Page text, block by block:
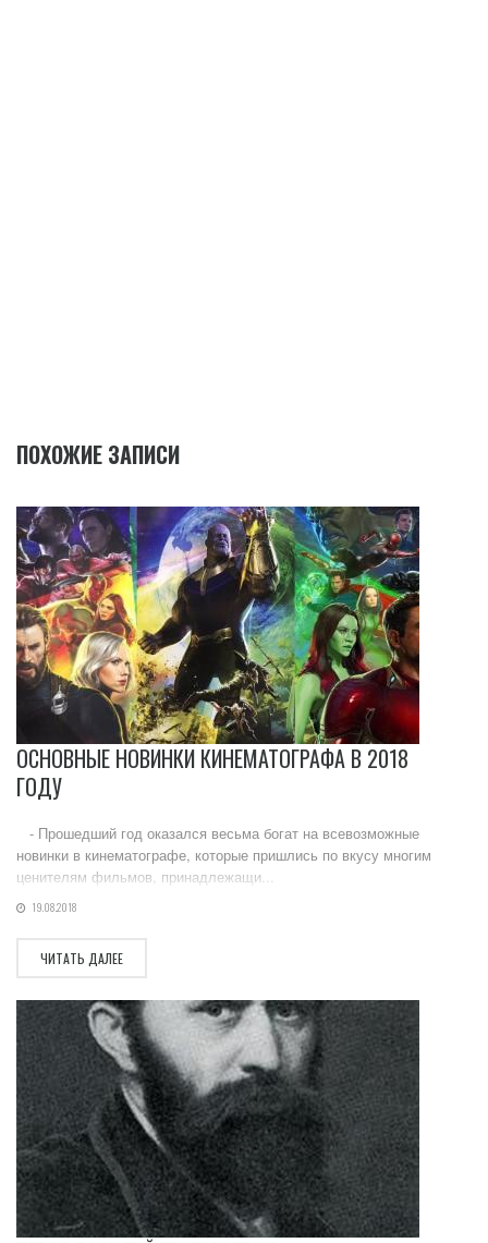
ПОХОЖИЕ ЗАПИСИ
ОСНОВНЫЕ НОВИНКИ КИНЕМАТОГРАФА В 2018
ГОДУ
- Прошедший год оказался весьма богат на всевозможные
новинки в кинематографе, которые пришлись по вкусу многим
ценителям фильмов, принадлежащи...
19.08.2018
ЧИТАТЬ ДАЛЕЕ